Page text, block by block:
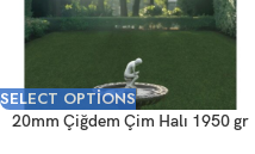
SELECT OPTIONS
20mm Çiğdem Çim Halı 1950 gr